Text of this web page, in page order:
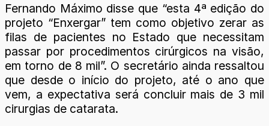
Fernando Máximo disse que “esta 4ª edição do
projeto “Enxergar” tem como objetivo zerar as
filas de pacientes no Estado que necessitam
passar por procedimentos cirúrgicos na visão,
em torno de 8 mil”. O secretário ainda ressaltou
que desde o início do projeto, até o ano que
vem, a expectativa será concluir mais de 3 mil
cirurgias de catarata.